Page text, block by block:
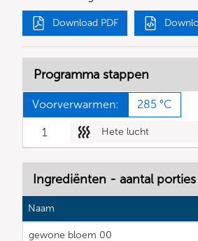
Download PDF
Programma stappen
Voorverwarmen: 285 °C
1 Hete lucht
Ingrediënten - aantal
Naam
gewone bloem 00